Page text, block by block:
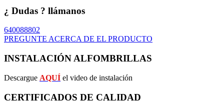
¿ Dudas ? llámanos
640088802
PREGUNTE ACERCA DE EL PRODUCTO
INSTALACIÓN ALFOMBRILLAS
Descargue AQUÍ el video de instalación
CERTIFICADOS DE CALIDAD